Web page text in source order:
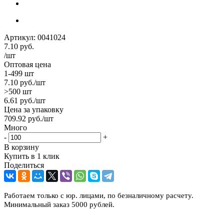
Артикул: 0041024
7.10 руб.
/шт
Оптовая цена
1-499 шт
7.10 руб./шт
>500 шт
6.61 руб./шт
Цена за упаковку
709.92 руб./шт
Много
-
+
В корзину
Купить в 1 клик
Поделиться
Работаем только с юр. лицами, по безналичному расчету.
Минимальный заказ 5000 рублей.